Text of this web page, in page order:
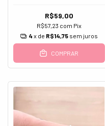
R$59,00
R$57,23 com Pix
4 x de R$14,75 sem juros
COMPRAR